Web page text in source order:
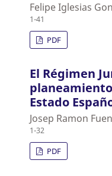
Felipe Iglesias
1-41
PDF
El Régimen
Estado
Josep Ramon
1-32
PDF